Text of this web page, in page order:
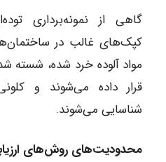
گاهی از نمونه‌برداری
کپک‌های غالب در
مواد آلوده خرد شده،
قرار داده می‌شوند و
شناسایی می‌شوند.
محدودیت‌های روش‌های